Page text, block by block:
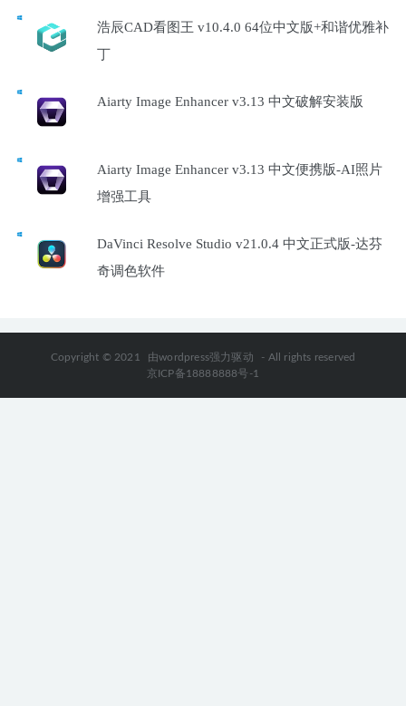
浩辰CAD看图王 v10.4.0 64位中文版+和谐优雅补
丁
Aiarty Image Enhancer v3.13 中文破解安装版
Aiarty Image Enhancer v3.13 中文便携版-AI照片
增强工具
DaVinci Resolve Studio v21.0.4 中文正式版-达芬
奇调色软件
Copyright © 2021 由wordpress强力驱动
- All rights reserved
京ICP备18888888号-1